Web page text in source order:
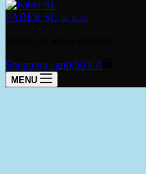
FABER SL, s. r. o.
Shopping cart0,00 € 0
MENU